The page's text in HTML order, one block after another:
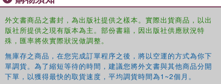
Includes IoT- based bionanotechnology
Explores future research needs on bionanotechnology and
scientific challenges in the mitigation of environmental
pollutants
This book is aimed at researchers, professionals, and
graduate students in nanobiotechnology, environmental
engineering, biotechnology.
外文書商品之書封，為出版社提供之樣本。實際出貨商品，以出
版社所提供之現有版本為主。部份書籍，因出版社供應狀況特
殊，匯率將依實際狀況做調整。
無庫存之商品，在您完成訂單程序之後，將以空運的方式為你下
單調貨。為了縮短等待的時間，建議您將外文書與其他商品分開
下單，以獲得最快的取貨速度，平均調貨時間為1~2個月。